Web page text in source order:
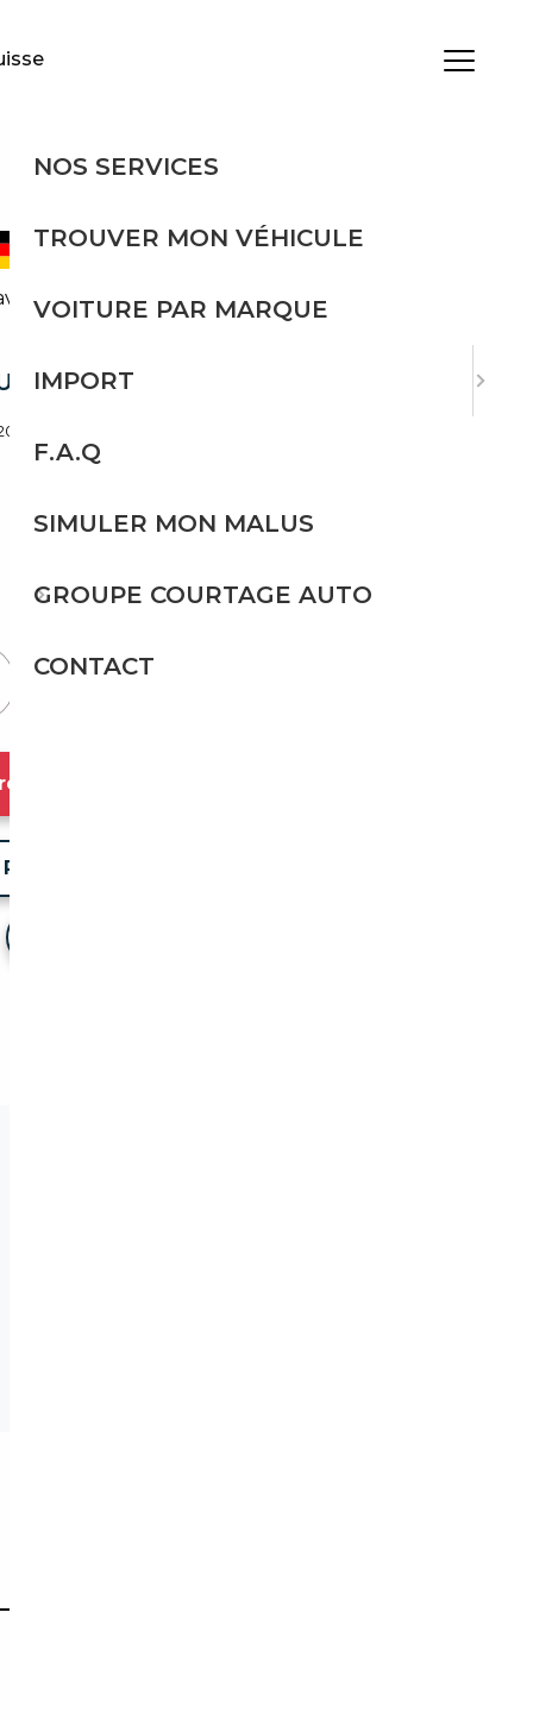
Leder Memory Sitze 360 Ka
Diesel
Prix de vente vendeur
Partager l'annonce
NOS SERVICES
TROUVER MON VÉHICULE
VOITURE PAR MARQUE
IMPORT
F.A.Q
SIMULER MON MALUS
GROUPE COURTAGE AUTO
CONTACT